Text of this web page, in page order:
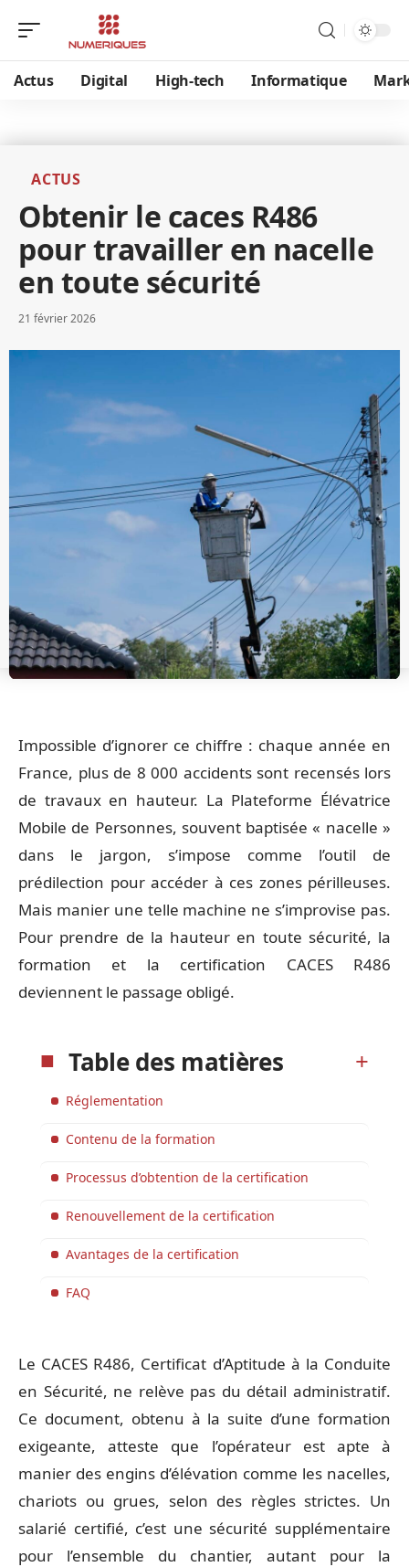
Actus Digital High-tech Informatique
ACTUS
Obtenir le caces R486
pour travailler en nacelle
en toute sécurité
21 février 2026
Impossible d’ignorer ce chiffre : chaque année en
France, plus de 8 000 accidents sont recensés lors
de travaux en hauteur. La Plateforme Élévatrice
Mobile de Personnes, souvent baptisée « nacelle »
dans le jargon, s’impose comme l’outil de
prédilection pour accéder à ces zones périlleuses.
Mais manier une telle machine ne s’improvise pas.
Pour prendre de la hauteur en toute sécurité, la
formation et la certification CACES R486
deviennent le passage obligé.
Table des matières
Réglementation
Contenu de la formation
Processus d’obtention de la certification
Renouvellement de la certification
Avantages de la certification
FAQ
Le CACES R486, Certificat d’Aptitude à la Conduite
en Sécurité, ne relève pas du détail administratif.
Ce document, obtenu à la suite d’une formation
exigeante, atteste que l’opérateur est apte à
manier des engins d’élévation comme les nacelles,
chariots ou grues, selon des règles strictes. Un
salarié certifié, c’est une sécurité supplémentaire
pour l’ensemble du chantier, autant pour la